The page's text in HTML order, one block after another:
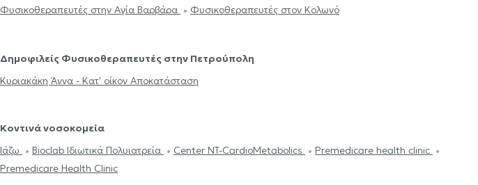
Φυσικοθεραπευτές στην Αγία Βαρβάρα
Φυσικοθεραπευτές στον Κολωνό
Δημοφιλείς Φυσικοθεραπευτές στην Πετρούπολη
Κυριακάκη Άννα - Κατ' οίκον Αποκατάσταση
Κοντινά νοσοκομεία
Ιάζω
Bioclab Ιδιωτικά Πολυιατρεία Center NT-CardioMetabolics
Premedicare health clinic
Premedicare Health Clinic